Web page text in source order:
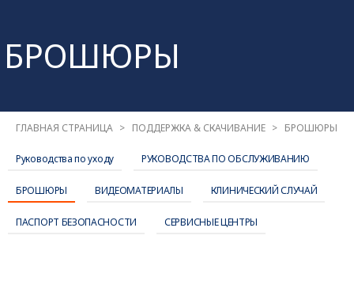
БРОШЮРЫ
ГЛАВНАЯ СТРАНИЦА ПОДДЕРЖКА & СКАЧИВАНИЕ БРОШЮРЫ
Руководства по уходу РУКОВОДСТВА ПО ОБСЛУЖИВАНИЮ
БРОШЮРЫ ВИДЕОМАТЕРИАЛЫ КЛИНИЧЕСКИЙ СЛУЧАЙ
ПАСПОРТ БЕЗОПАСНОСТИ СЕРВИСНЫЕ ЦЕНТРЫ